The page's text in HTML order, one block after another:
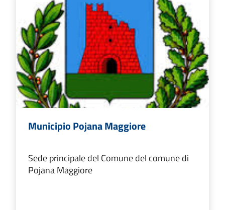
Municipio Pojana Maggiore
Sede principale del Comune del comune di
Pojana Maggiore